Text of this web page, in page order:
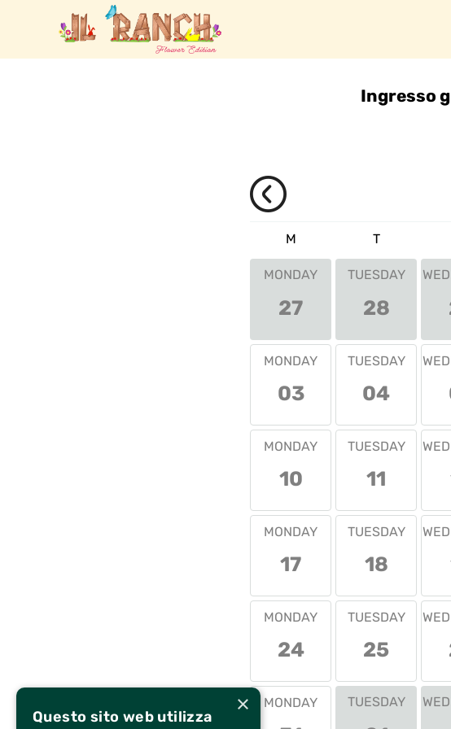
Ingresso
M T
MONDAY
27
TUESDAY
28
MONDAY
03
TUESDAY
04
MONDAY
10
TUESDAY
11
MONDAY
17
TUESDAY
18
MONDAY
24
TUESDAY
25
MONDAY TUESDAY
×
Questo sito web utilizza